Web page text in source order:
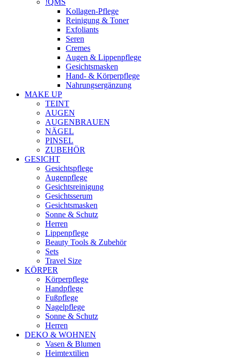
!QMS
Kollagen-Pflege
Reinigung & Toner
Exfoliants
Seren
Cremes
Augen & Lippenpflege
Gesichtsmasken
Hand- & Körperpflege
Nahrungsergänzung
MAKE UP
TEINT
AUGEN
AUGENBRAUEN
NÄGEL
PINSEL
ZUBEHÖR
GESICHT
Gesichtspflege
Augenpflege
Gesichtsreinigung
Gesichtsserum
Gesichtsmasken
Sonne & Schutz
Herren
Lippenpflege
Beauty Tools & Zubehör
Sets
Travel Size
KÖRPER
Körperpflege
Handpflege
Fußpflege
Nagelpflege
Sonne & Schutz
Herren
DEKO & WOHNEN
Vasen & Blumen
Heimtextilien